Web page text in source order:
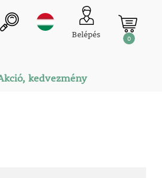
Belépés 0
kedvezmény